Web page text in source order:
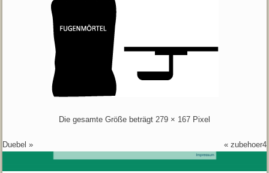
Die gesamte Größe beträgt 279 × 167 Pixel
Duebel » « zubehoer4